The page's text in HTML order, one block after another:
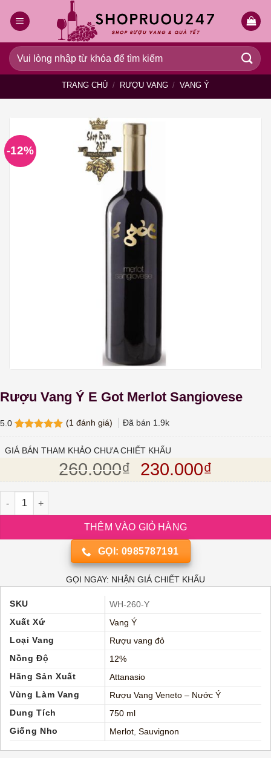
qua
dung
Tìm
kiếm:
TRANG CHỦ / RƯỢU VANG / VANG Ý
-12%
Rượu Vang Ý E Got Merlot Sangiovese
5.0
dựa trên
(1 đánh giá) Đã bán 1.9k
GIÁ BÁN THAM KHẢO CHƯA CHIẾT KHẤU
260.000₫ Giá gốc là:
230.000₫
Rượu Vang Ý E Got Merlot Sangiovese số lượng
THÊM VÀO GIỎ HÀNG
GỌI: 0985787191
GỌI NGAY: NHẬN GIÁ CHIẾT KHẤU
SKU
WH-260-Y
Xuất Xứ
Vang Ý
Loại Vang
Rượu vang đỏ
Nồng Độ
12%
Hãng Sản Xuất
Attanasio
Vùng Làm Vang
Rượu Vang Veneto – Nước Ý
Dung Tích
750 ml
Giống Nho
Merlot, Sauvignon